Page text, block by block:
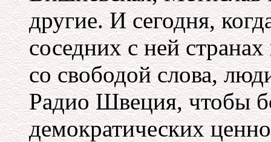
другие. И сегодня,
соседних с ней
со свободой слова,
Радио Швеция, чтобы
демократических